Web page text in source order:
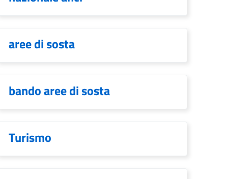
aree di sosta
bando aree di sosta
Turismo